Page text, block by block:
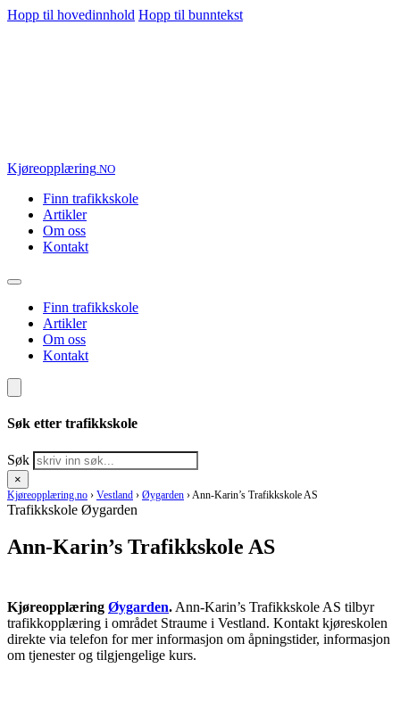
Hopp til hovedinnhold Hopp til bunntekst
Kjøreopplæring.NO
Finn trafikkskole
Artikler
Om oss
Kontakt
Finn trafikkskole
Artikler
Om oss
Kontakt
Søk etter trafikkskole
Søk
×
Kjøreopplæring.no › Vestland › Øygarden › Ann-Karin’s Trafikkskole AS
Trafikkskole Øygarden
Ann-Karin’s Trafikkskole AS
Kjøreopplæring Øygarden. Ann-Karin’s Trafikkskole AS tilbyr
trafikkopplæring i området Straume i Vestland. Kontakt kjøreskolen
direkte via telefon for mer informasjon om åpningstider, informasjon
om tjenester og tilgjengelige kurs.